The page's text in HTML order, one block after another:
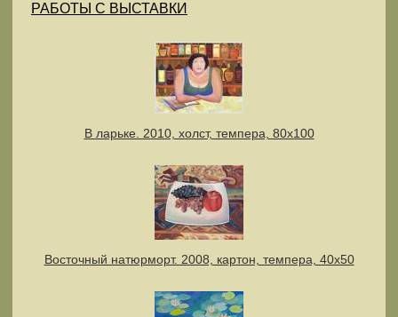
РАБОТЫ С ВЫСТАВКИ
В ларьке. 2010, холст, темпера, 80х100
Восточный натюрморт. 2008, картон, темпера, 40х50